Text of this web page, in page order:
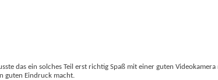
das ein solches Teil erst richtig Spaß mit einer guten
guten Eindruck macht.